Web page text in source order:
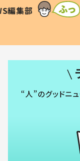
編集部 #令和の子
SNSで話題
“人”のグッドニ